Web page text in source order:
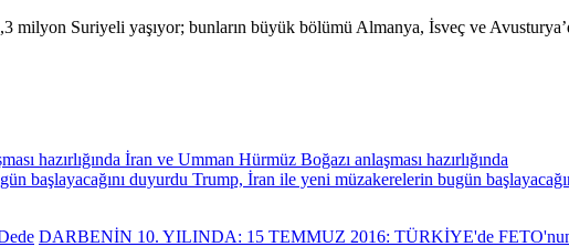
milyon Suriyeli yaşıyor; bunların büyük bölümü Almanya, İsveç ve
İran ve Umman Hürmüz Boğazı anlaşması hazırlığında
Trump, İran ile yeni müzakerelerin bugün
DARBENİN 10. YILINDA: 15 TEMMUZ 2016: TÜRKİYE'de